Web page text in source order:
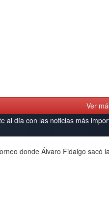
Ver
al día con las noticias más
donde Álvaro Fidalgo